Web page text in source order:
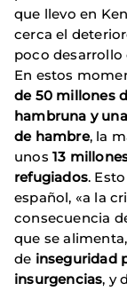
que llevo en
cerca el
poco desarrollo
En estos
de 50 millones
hambruna y
de hambre, la
unos 13
refugiados.
español, «a la
consecuencia
que se
de inseguridad
insurgencias, y